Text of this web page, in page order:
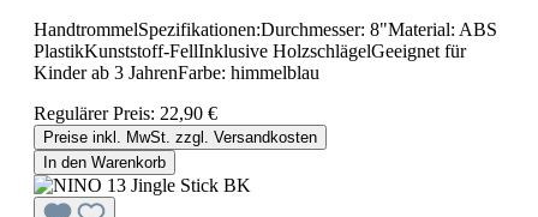
HandtrommelSpezifikationen:Durchmesser: 8"Material: ABS
PlastikKunststoff-FellInklusive HolzschlägelGeeignet für
Kinder ab 3 JahrenFarbe: himmelblau
Regulärer Preis: 22,90 €
Preise inkl. MwSt. zzgl. Versandkosten
In den Warenkorb